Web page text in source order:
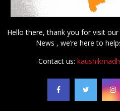
Hello there, thank you for visit our
News , we’re here to
Contact us: